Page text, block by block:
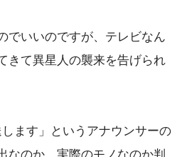
でいいのですが、テレビなん
きて異星人の襲来を告げられ
ます」というアナウンサーの